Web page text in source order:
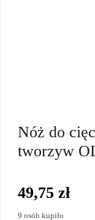
Nóż do
tworzyw
49,75 zł
9 osób kupiło